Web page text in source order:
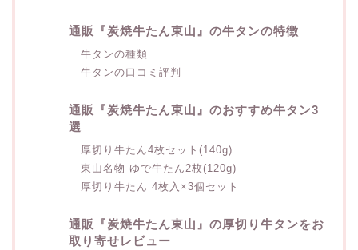
通販『炭焼牛たん東山』の牛タンの特徴
牛タンの種類
牛タンの口コミ評判
通販『炭焼牛たん東山』のおすすめ牛タン3
選
厚切り牛たん4枚セット(140g)
東山名物 ゆで牛たん2枚(120g)
厚切り牛たん 4枚入×3個セット
通販『炭焼牛たん東山』の厚切り牛タンをお
取り寄せレビュー